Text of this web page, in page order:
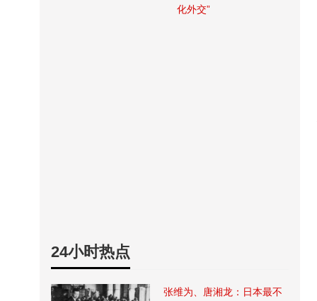
化外交”
24小时热点
张维为、唐湘龙：日本最不